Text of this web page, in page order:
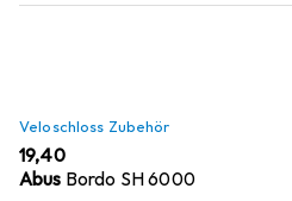
Veloschloss Zubehör
EUR
19,40
Abus Bordo SH 6000